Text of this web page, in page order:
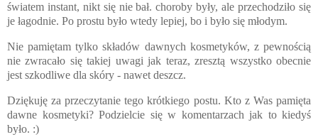
światem instant, nikt się nie bał. choroby były, ale przechodziło się
je łagodnie. Po prostu było wtedy lepiej, bo i było się młodym.
Nie pamiętam tylko składów dawnych kosmetyków, z pewnością
nie zwracało się takiej uwagi jak teraz, zresztą wszystko obecnie
jest szkodliwe dla skóry - nawet deszcz.
Dziękuję za przeczytanie tego krótkiego postu. Kto z Was pamięta
dawne kosmetyki? Podzielcie się w komentarzach jak to kiedyś
było. :)